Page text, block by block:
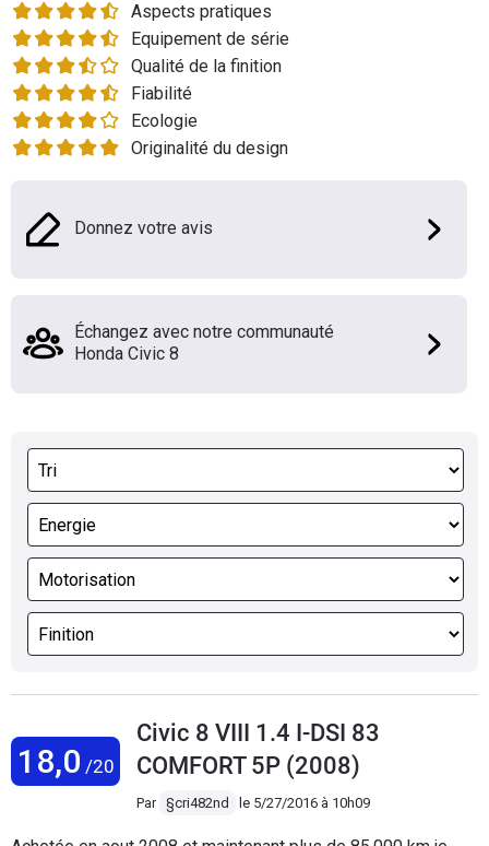
Forum
Moto
Marques
Aspects pratiques
Equipement de série
Qualité de la finition
Fiabilité
Ecologie
Originalité du design
Donnez votre avis
Échangez avec notre communauté
Honda Civic 8
18,0 /20
Civic 8 VIII 1.4 I-DSI 83
COMFORT 5P (2008)
Par §cri482nd le 5/27/2016 à 10h09